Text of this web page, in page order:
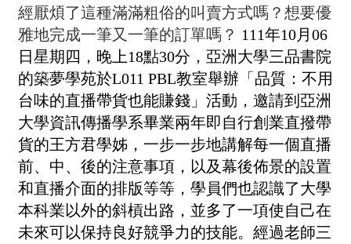
經厭煩了這種滿滿粗俗的叫賣方式嗎？想要優
雅地完成一筆又一筆的訂單嗎？ 111年10月06
日星期四，晚上18點30分，亞洲大學三品書院
的築夢學苑於L011 PBL教室舉辦「品質：不用
台味的直播帶貨也能賺錢」活動，邀請到亞洲
大學資訊傳播學系畢業兩年即自行創業直撥帶
貨的王方君學姊，一步一步地講解每一個直播
前、中、後的注意事項，以及幕後佈景的設置
和直播介面的排版等等，學員們也認識了大學
本科業以外的斜槓出路，並多了一項使自己在
未來可以保持良好競爭力的技能。經過老師三